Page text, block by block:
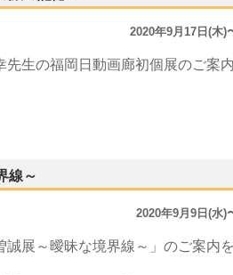
2020年9月17日(木)
先生の福岡日動画廊初個展のご案
線～
2020年9月9日(水)
誠展～曖昧な境界線～」のご案内